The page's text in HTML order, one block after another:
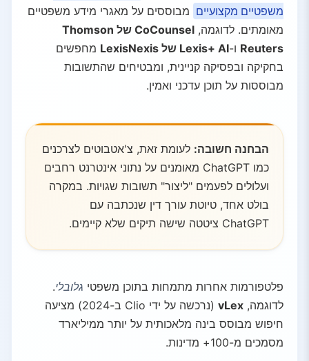
משפטיים מקצועיים מבוססים על מאגרי מידע משפטיים
מאומתים. לדוגמה,
CoCounsel של Thomson
Reuters ו-Lexis+ AI של LexisNexis
מחפשים
בחקיקה ובפסיקה קניינית, ומבטיחים שהתשובות
מבוססות על תוכן עדכני ואמין.
הבחנה חשובה: לעומת זאת, צ'אטבוטים לצרכנים
כמו ChatGPT מאומנים על נתוני אינטרנט רחבים
ועלולים לפעמים "ליצור" תשובות שגויות. במקרה
בולט אחד, טיוטת עורך דין שנכתבה עם
ChatGPT ציטטה שישה תיקים שלא קיימים.
פלטפורמות אחרות מתמחות בתוכן משפטי גלובלי.
לדוגמה, vLex
(נרכשה על ידי Clio ב-2024) מציעה
חיפוש מבוסס בינה מלאכותית על יותר ממיליארד
מסמכים מ-100+ מדינות.